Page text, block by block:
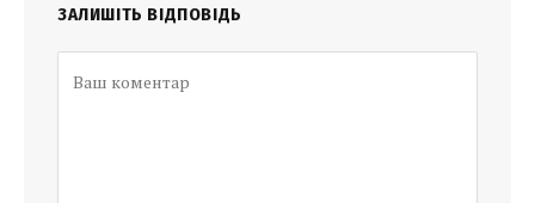
ЗАЛИШІТЬ ВІДПОВІДЬ